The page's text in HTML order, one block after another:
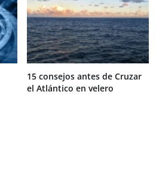
15 consejos antes de Cruzar
el Atlántico en velero